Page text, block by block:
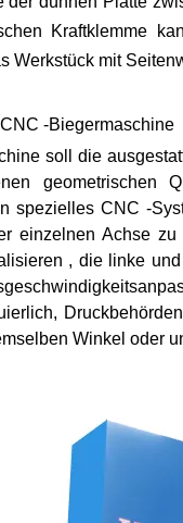
Kraftklemme
Werkstück mit
-Biegermaschine
soll die
geometrischen
spezielles CNC -
einzelnen Achse
, die linke
Winkel oder